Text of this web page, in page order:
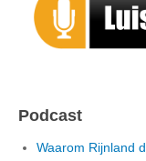
Podcast
Waarom Rijnland